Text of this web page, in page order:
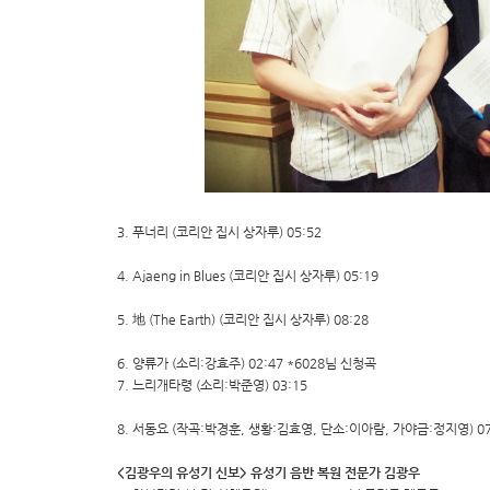
3. 푸너리 (코리안 집시 상자루) 05:52
4. Ajaeng in Blues (코리안 집시 상자루) 05:19
5. 地 (The Earth) (코리안 집시 상자루) 08:28
6. 양류가 (소리:강효주) 02:47 *6028님 신청곡
7. 느리개타령 (소리:박준영) 03:15
8. 서동요 (작곡:박경훈, 생황:김효영, 단소:이아람, 가야금:정지영)
<김광우의 유성기 신보> 유성기 음반 복원 전문가 김광우